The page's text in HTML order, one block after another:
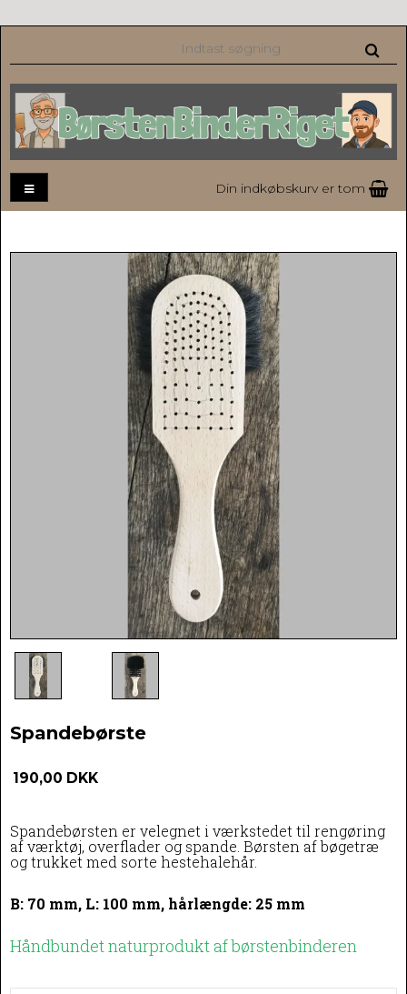
Din indkøbskurv er tom
Spandebørste
190,00 DKK
Spandebørsten er velegnet i værkstedet til rengøring
af værktøj, overflader og spande. Børsten af bøgetræ
og trukket med sorte hestehalehår.
B: 70 mm, L: 100 mm, hårlængde: 25 mm
Håndbundet naturprodukt af børstenbinderen